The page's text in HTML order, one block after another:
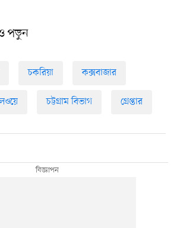
পড়ুন
চকরিয়া কক্সবাজার
চট্টগ্রাম বিভাগ গ্রেপ্তার